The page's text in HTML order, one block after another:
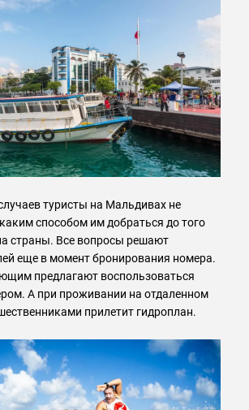
туристы на Мальдивах не
способом им добраться до того
страны. Все вопросы решают
еще в момент бронирования номера.
предлагают воспользоваться
А при проживании на отдаленном
прилетит гидроплан.